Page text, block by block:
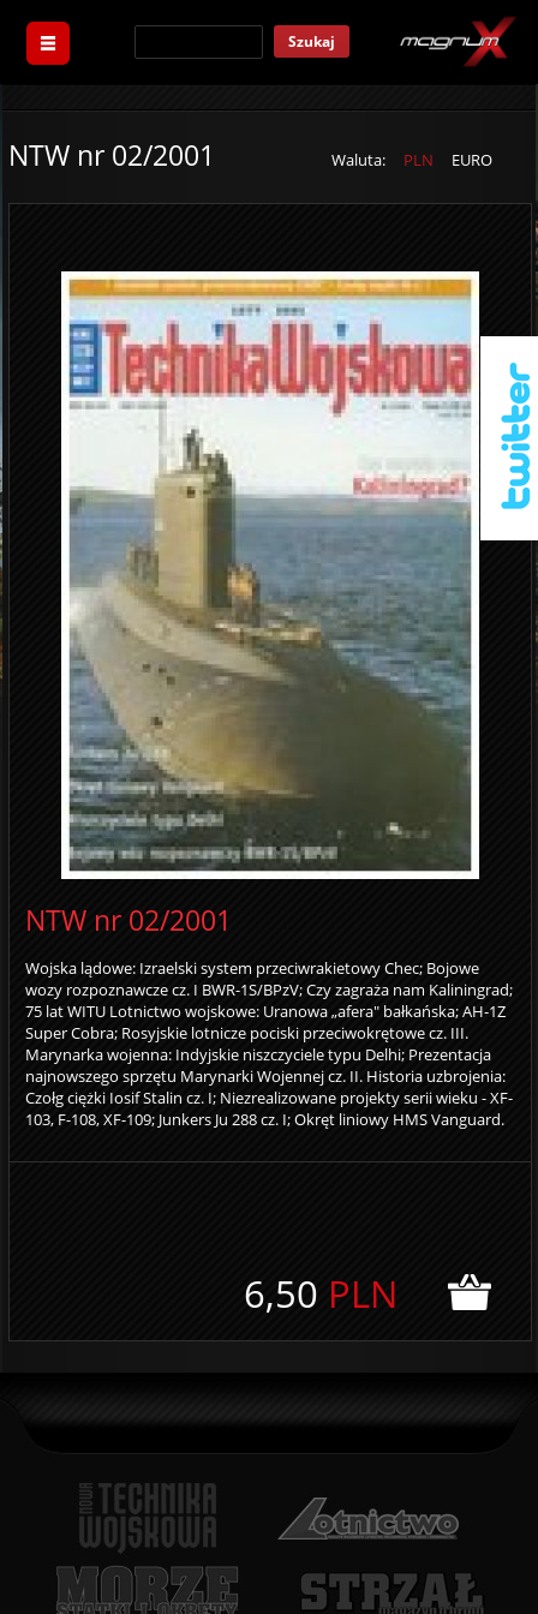
Szukaj
Waluta: PLN EURO
NTW nr 02/2001
NTW nr 02/2001
Wojska lądowe: Izraelski system przeciwrakietowy Chec; Bojowe
wozy rozpoznawcze cz. I BWR-1S/BPzV; Czy zagraża nam Kaliningrad;
75 lat WITU Lotnictwo wojskowe: Uranowa „afera" bałkańska; AH-1Z
Super Cobra; Rosyjskie lotnicze pociski przeciwokrętowe cz. III.
Marynarka wojenna: Indyjskie niszczyciele typu Delhi; Prezentacja
najnowszego sprzętu Marynarki Wojennej cz. II. Historia uzbrojenia:
Czołg ciężki Iosif Stalin cz. I; Niezrealizowane projekty serii wieku - XF-
103, F-108, XF-109; Junkers Ju 288 cz. I; Okręt liniowy HMS Vanguard.
6,50 PLN